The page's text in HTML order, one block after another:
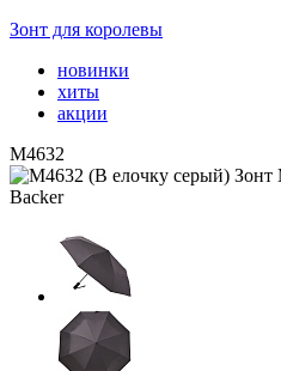
Зонт для королевы
новинки
хиты
акции
M4632